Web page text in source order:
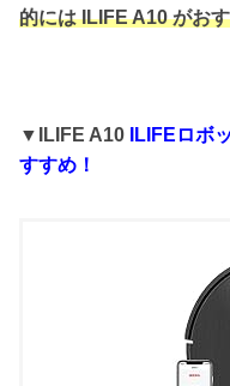
的には ILIFE A10 がお
▼ILIFE A10
ILIFEロボ
すすめ！